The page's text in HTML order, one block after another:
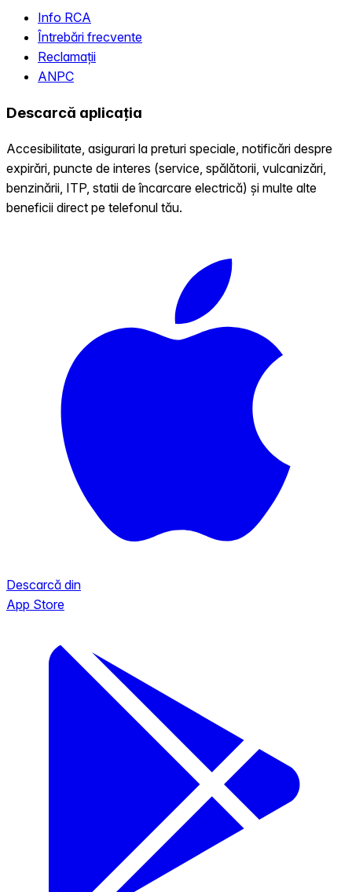
Info RCA
Întrebări frecvente
Reclamații
ANPC
Descarcă aplicația
Accesibilitate, asigurari la preturi speciale, notificări despre
expirări, puncte de interes (service, spălătorii, vulcanizări,
benzinării, ITP, statii de încarcare electrică) și multe alte
beneficii direct pe telefonul tău.
Descarcă din
App Store